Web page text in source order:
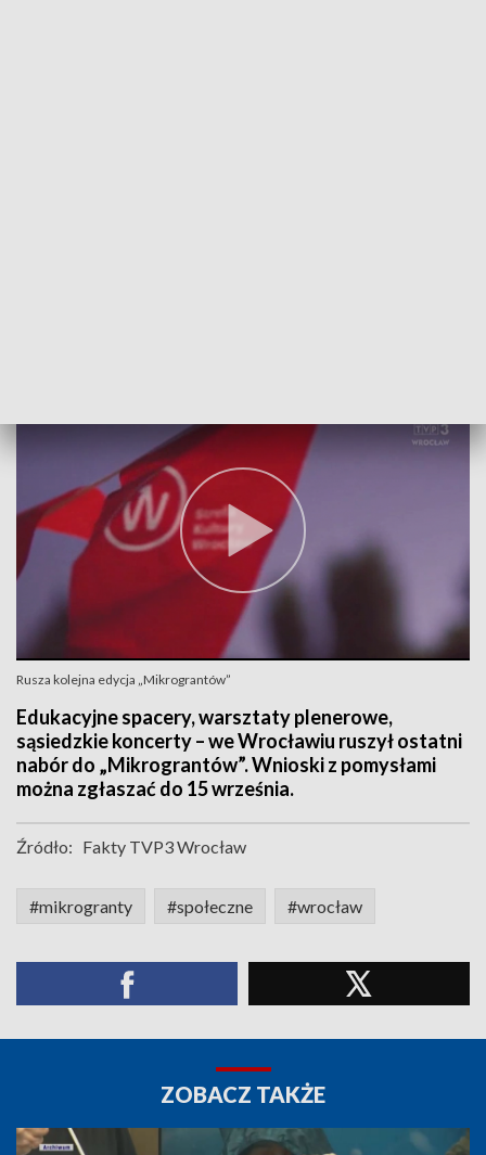
Rusza kolejna edycja „Mikrograntów”
Edukacyjne spacery, warsztaty plenerowe,
sąsiedzkie koncerty – we Wrocławiu ruszył ostatni
nabór do „Mikrograntów”. Wnioski z pomysłami
można zgłaszać do 15 września.
Źródło: Fakty TVP3 Wrocław
#mikrogranty #społeczne #wrocław
ZOBACZ TAKŻE